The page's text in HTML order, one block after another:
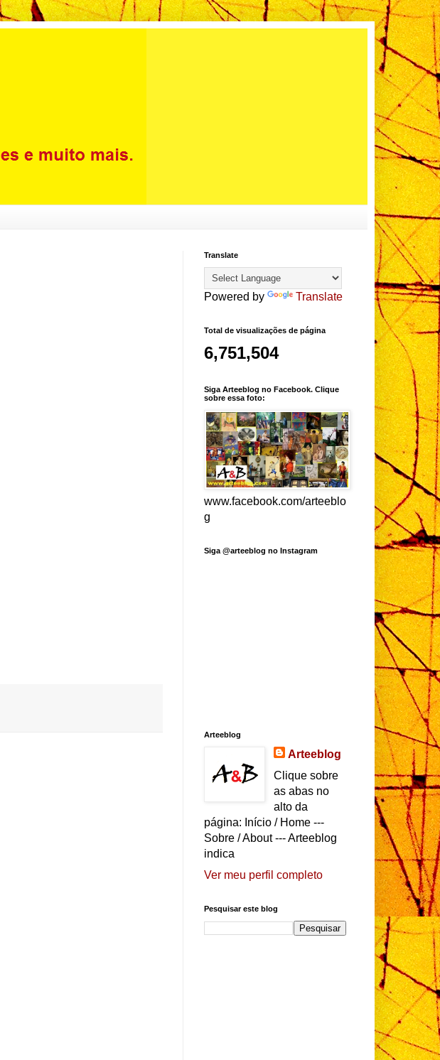
Translate
Powered by Translate
Total de visualizações de página
6,751,504
Siga Arteeblog no Facebook. Clique
sobre essa foto:
www.facebook.com/arteeblo
g
Siga @arteeblog no Instagram
Arteeblog
Arteeblog
Clique sobre
as abas no
alto da
página: Início / Home ---
Sobre / About --- Arteeblog
indica
Ver meu perfil completo
Pesquisar este blog